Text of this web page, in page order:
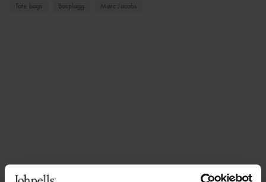
Tote bags
Basplagg Marc Jacobs